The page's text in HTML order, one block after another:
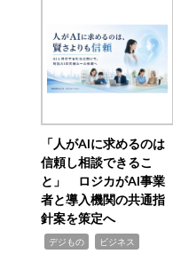
「人がAIに求めるのは
信頼し相談できるこ
と」 ロジカがAI事業
者と導入機関の共通指
針案を策定へ
デジもの ビジネス